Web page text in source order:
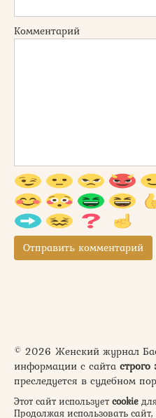
Комментарий
© 2026 Женский журнал
информации с сайта
преследуется в судебном
Этот сайт использует cookie
Продолжая использовать